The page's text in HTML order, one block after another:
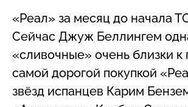
«Реал» за месяц до начала
Сейчас Джуж Беллингем
«сливочные» очень близки
самой дорогой покупкой
звёзд испанцев Карим